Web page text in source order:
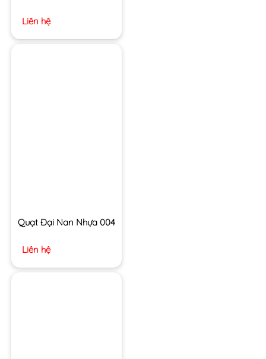
Liên hệ
Quạt Đại Nan Nhựa 004
Liên hệ